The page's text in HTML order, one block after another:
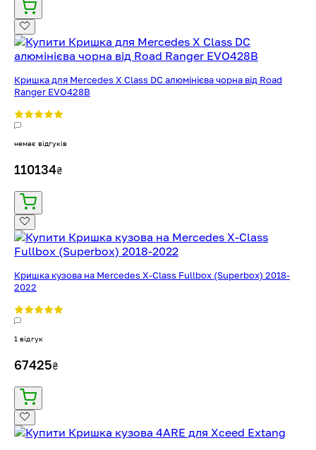
Кришка для Mercedes X Class DC алюмінієва чорна від Road
Ranger EVO428B
немає відгуків
110134₴
Кришка кузова на Mercedes X-Class Fullbox (Superbox) 2018-
2022
1 відгук
67425₴